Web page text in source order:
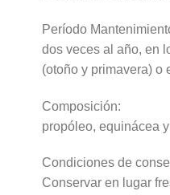
Período
dos veces al año, en
(otoño y primavera) o
Composición:
propóleo, equinácea
Condiciones de
Conservar en lugar